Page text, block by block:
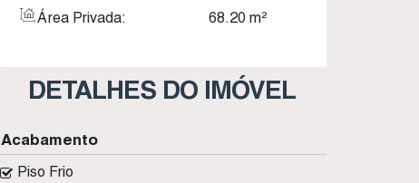
Área Privada: 68.20 m²
DETALHES DO IMÓVEL
Acabamento
Piso Frio